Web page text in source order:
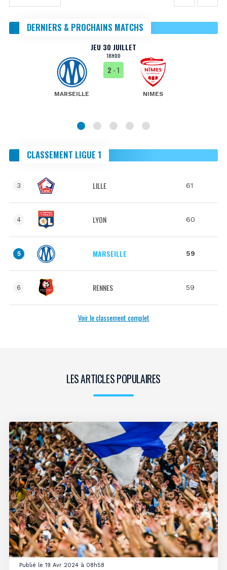
DERNIERS & PROCHAINS MATCHS
JEU 30 JUILLET
18H00
MARSEILLE
2 - 1
NIMES
CLASSEMENT LIGUE 1
3 LILLE 61
4 LYON 60
5 MARSEILLE 59
6 RENNES 59
Voir le classement complet
LES ARTICLES POPULAIRES
Publié le 19 Avr 2024 à 08h58